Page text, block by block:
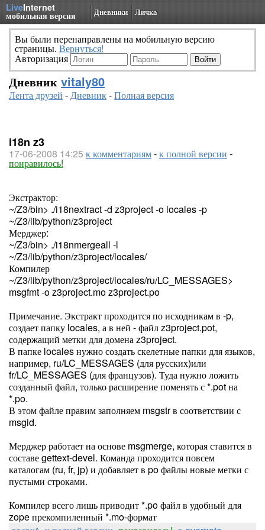
LiveInternet
мобильная версия Дневники Личка
Вы были перенаправлены на мобильную версию
страницы. Вернуться!
Авторизация
Дневник vitaly80
Лента друзей -Дневник-Полная версия
i18n z3
17-06-2008 14:25 к комментариям-к полной версии -
понравилось!
Экстрактор:
~/Z3/bin> ./i18nextract -d z3project -o locales -p
~/Z3/lib/python/z3project
Мерджер:
~/Z3/bin> ./i18nmergeall -l
~/Z3/lib/python/z3project/locales/
Компилер
~/Z3/lib/python/z3project/locales/ru/LC_MESSAGES>
msgfmt -o z3project.mo z3project.po
Примечание. Экстракт проходится по исходникам в -p,
создает папку locales, а в ней - файл z3project.pot,
содержащий метки для домена z3project.
В папке locales нужно создать скелетные папки для языков,
например, ru/LC_MESSAGES (для русских)или
fr/LC_MESSAGES (для французов). Туда нужно ложить
созданный файл, только расширение поменять с *.pot на
*.po.
В этом файле правим заполняем msgstr в соответствии с
msgid.
Мерджер работает на основе msgmerge, которая ставится в
составе gettext-devel. Команда проходится повсем
каталогам (ru, fr, jp) и добавляет в po файлы новые метки с
пустыми строками.
Компилер всего лишь приводит *.po файл в удобный для
zope прекомпиленный *.mo-формат